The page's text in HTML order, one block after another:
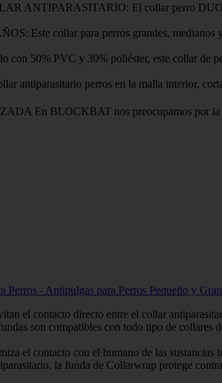
ANTIPARASITARIO: El collar perro
collar para perros grandes, medianos y
50% PVC y 30% poliéster, este collar de
perros en la malla interior, corta
En BLOCKBAT nos preocupamos por la
Perros - Antipulgas para Perros Pequeño y
contacto directo entre el collar
son compatibles con todo tipo de
contacto con el humano de las sustancias
la funda de Collarwrap protege contra